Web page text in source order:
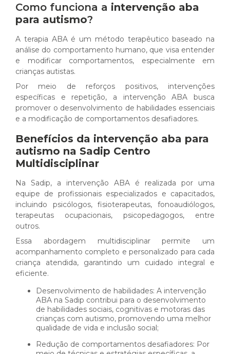
Como funciona a intervenção aba
para autismo?
A terapia ABA é um método terapêutico baseado na
análise do comportamento humano, que visa entender
e modificar comportamentos, especialmente em
crianças autistas.
Por meio de reforços positivos, intervenções
específicas e repetição, a intervenção ABA busca
promover o desenvolvimento de habilidades essenciais
e a modificação de comportamentos desafiadores.
Benefícios da intervenção aba para
autismo na Sadip Centro
Multidisciplinar
Na Sadip, a intervenção ABA é realizada por uma
equipe de profissionais especializados e capacitados,
incluindo psicólogos, fisioterapeutas, fonoaudiólogos,
terapeutas ocupacionais, psicopedagogos, entre
outros.
Essa abordagem multidisciplinar permite um
acompanhamento completo e personalizado para cada
criança atendida, garantindo um cuidado integral e
eficiente.
Desenvolvimento de habilidades: A intervenção
ABA na Sadip contribui para o desenvolvimento
de habilidades sociais, cognitivas e motoras das
crianças com autismo, promovendo uma melhor
qualidade de vida e inclusão social;
Redução de comportamentos desafiadores: Por